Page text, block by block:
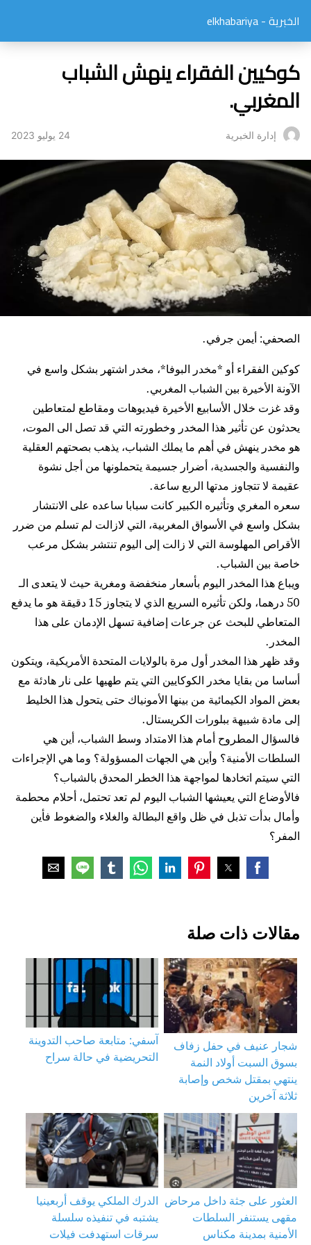
الخبرية - elkhabariya
كوكيين الفقراء ينهش الشباب
المغربي.
إدارة الخبرية 24 يوليو 2023
الصحفي: أيمن جرفي.
كوكين الفقراء أو *مخدر البوفا*، مخدر اشتهر بشكل واسع في
الآونة الأخيرة بين الشباب المغربي.
وقد غزت خلال الأسابيع الأخيرة فيديوهات ومقاطع لمتعاطين
يحدثون عن تأثير هذا المخدر وخطورته التي قد تصل الى الموت،
هو مخدر ينهش في أهم ما يملك الشباب، يذهب بصحتهم العقلية
والنفسية والجسدية، أضرار جسيمة يتحملونها من أجل نشوة
عقيمة لا تتجاوز مدتها الربع ساعة.
سعره المغري وتأثيره الكبير كانت سبابا ساعده على الانتشار
بشكل واسع في الأسواق المغربية، التي لازالت لم تسلم من ضرر
الأقراص المهلوسة التي لا زالت إلى اليوم تنتشر بشكل مرعب
خاصة بين الشباب.
ويباع هذا المخدر اليوم بأسعار منخفضة ومغرية حيث لا يتعدى الـ
50 درهما، ولكن تأثيره السريع الذي لا يتجاوز 15 دقيقة هو ما يدفع
المتعاطي للبحث عن جرعات إضافية تسهل الإدمان على هذا
المخدر.
وقد ظهر هذا المخدر أول مرة بالولايات المتحدة الأمريكية، ويتكون
أساسا من بقايا مخدر الكوكايين التي يتم طهيها على نار هادئة مع
بعض المواد الكيمائية من بينها الأمونياك حتى يتحول هذا الخليط
إلى مادة شبيهة ببلورات الكريستال.
فالسؤال المطروح أمام هذا الامتداد وسط الشباب، أين هي
السلطات الأمنية؟ وأين هي الجهات المسؤولة؟ وما هي الإجراءات
التي سيتم اتخادها لمواجهة هذا الخطر المحدق بالشباب؟
فالأوضاع التي يعيشها الشباب اليوم لم تعد تحتمل، أحلام محطمة
وأمال بدأت تذبل في ظل واقع البطالة والغلاء والضغوط فأين
المفر؟
مقالات ذات صلة
شجار عنيف في حفل زفاف
بسوق السبت أولاد النمة
ينتهي بمقتل شخص وإصابة
ثلاثة آخرين
آسفي: متابعة صاحب التدوينة
التحريضية في حالة سراح
العثور على جثة داخل مرحاض
مقهى يستنفر السلطات
الأمنية بمدينة مكناس
الدرك الملكي يوقف أربعينيا
يشتبه في تنفيذه سلسلة
سرقات استهدفت فيلات